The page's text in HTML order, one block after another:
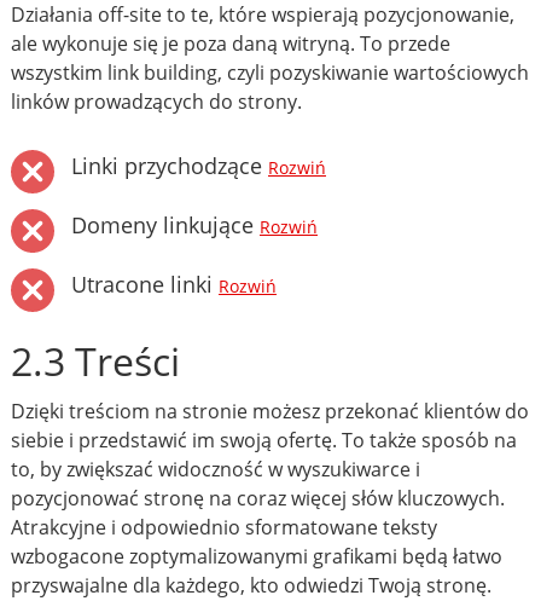
Działania off-site to te, które wspierają pozycjonowanie,
ale wykonuje się je poza daną witryną. To przede
wszystkim link building, czyli pozyskiwanie wartościowych
linków prowadzących do strony.
Linki przychodzące Rozwiń
Domeny linkujące Rozwiń
Utracone linki Rozwiń
2.3 Treści
Dzięki treściom na stronie możesz przekonać klientów do
siebie i przedstawić im swoją ofertę. To także sposób na
to, by zwiększać widoczność w wyszukiwarce i
pozycjonować stronę na coraz więcej słów kluczowych.
Atrakcyjne i odpowiednio sformatowane teksty
wzbogacone zoptymalizowanymi grafikami będą łatwo
przyswajalne dla każdego, kto odwiedzi Twoją stronę.